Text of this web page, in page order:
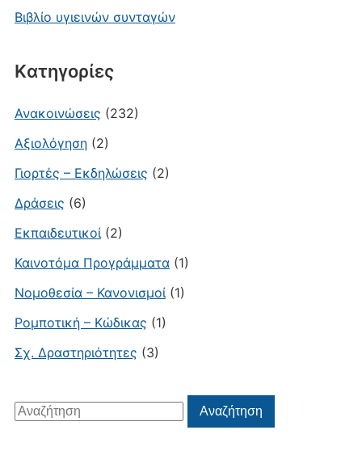
Βιβλίο υγιεινών συνταγών
Kατηγορίες
Ανακοινώσεις (232)
Αξιολόγηση(2)
Γιορτές – Εκδηλώσεις (2)
Δράσεις (6)
Εκπαιδευτικοί(2)
Καινοτόμα Προγράμματα(1)
Νομοθεσία – Κανονισμοί(1)
Ρομποτική – Κώδικας (1)
Σχ. Δραστηριότητες (3)
Αναζήτηση
για:
Αναζήτηση